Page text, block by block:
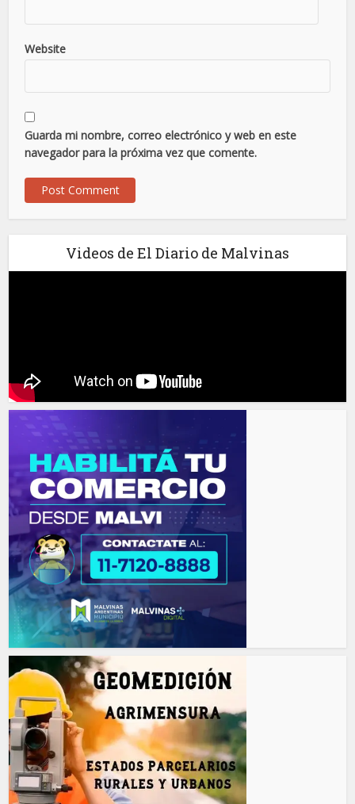
Website
Guarda mi nombre, correo electrónico y web en este
navegador para la próxima vez que comente.
Videos de El Diario de Malvinas